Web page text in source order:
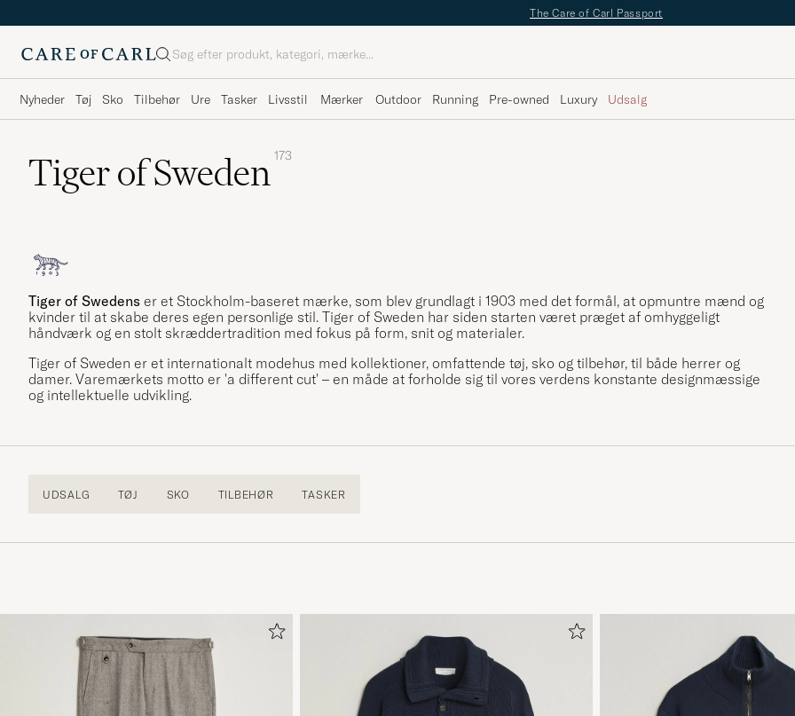
The Care of Carl Passport
Søg
Nyheder Tøj Sko Tilbehør Ure Tasker Livsstil Mærker Outdoor Running Pre-owned Luxury Udsalg
Tiger of Sweden 173
Tiger of Swedens er et Stockholm-baseret mærke, som blev grundlagt i 1903 med det formål, at opmuntre mænd og
kvinder til at skabe deres egen personlige stil. Tiger of Sweden har siden starten været præget af omhyggeligt
håndværk og en stolt skræddertradition med fokus på form, snit og materialer.
Tiger of Sweden er et internationalt modehus med kollektioner, omfattende tøj, sko og tilbehør, til både herrer og
damer. Varemærkets motto er 'a different cut' – en måde at forholde sig til vores verdens konstante designmæssige
og intellektuelle udvikling.
UDSALG TØJ SKO TILBEHØR TASKER